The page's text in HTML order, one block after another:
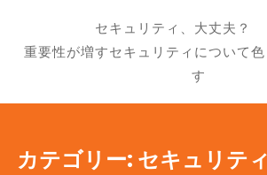
セキュリティ、大丈夫？
重要性が増すセキュリティについて色
す
カテゴリー: セキュリテ